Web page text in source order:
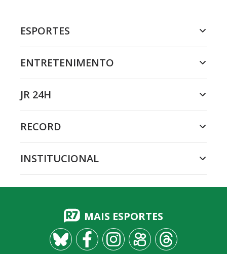
ESPORTES
ENTRETENIMENTO
JR 24H
RECORD
INSTITUCIONAL
MAIS ESPORTES